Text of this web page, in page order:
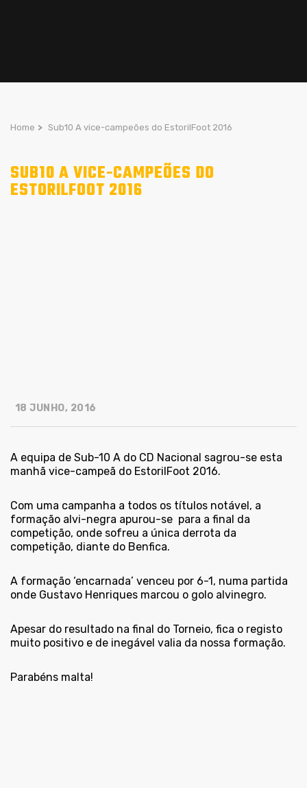
Home > Sub10 A vice-campeões do EstorilFoot 2016
SUB10 A VICE-CAMPEÕES DO
ESTORILFOOT 2016
18 JUNHO, 2016
A equipa de Sub-10 A do CD Nacional sagrou-se esta
manhã vice-campeã do EstorilFoot 2016.
Com uma campanha a todos os títulos notável, a
formação alvi-negra apurou-se para a final da
competição, onde sofreu a única derrota da
competição, diante do Benfica.
A formação ‘encarnada’ venceu por 6-1, numa partida
onde Gustavo Henriques marcou o golo alvinegro.
Apesar do resultado na final do Torneio, fica o registo
muito positivo e de inegável valia da nossa formação.
Parabéns malta!